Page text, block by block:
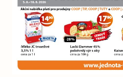
Přihlásit se
Ještě nemám účet,